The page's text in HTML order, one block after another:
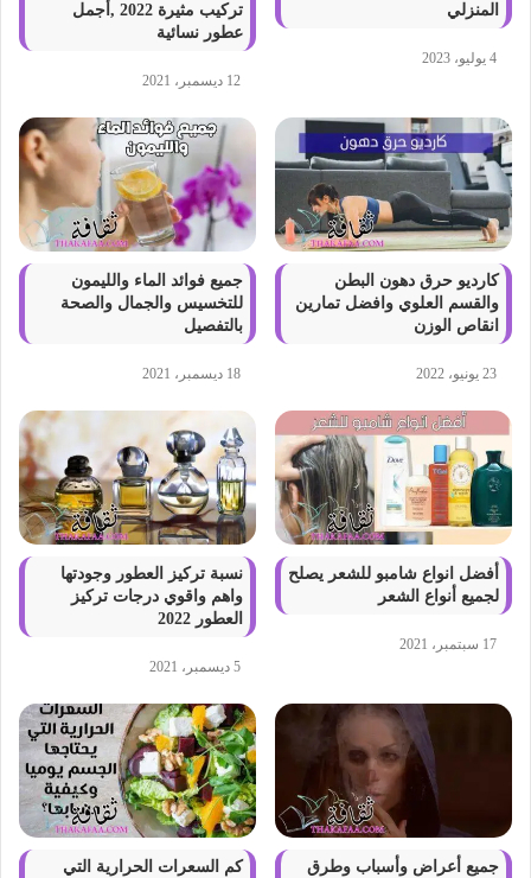
المنزلي
4 يوليو، 2023
تركيب مثيرة 2022 ,أجمل
عطور نسائية
12 ديسمبر، 2021
كارديو حرق دهون البطن
والقسم العلوي وافضل تمارين
انقاص الوزن
23 يونيو، 2022
جميع فوائد الماء والليمون
للتخسيس والجمال والصحة
بالتفصيل
18 ديسمبر، 2021
أفضل انواع شامبو للشعر يصلح
لجميع أنواع الشعر
17 سبتمبر، 2021
نسبة تركيز العطور وجودتها
واهم واقوي درجات تركيز
العطور 2022
5 ديسمبر، 2021
جميع أعراض وأسباب وطرق
كم السعرات الحرارية التي